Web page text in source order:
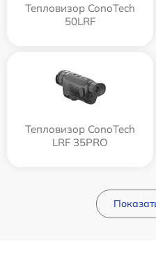
Тепловизор ConoTech
50LRF
Тепловизор ConoTech
LRF 35PRO